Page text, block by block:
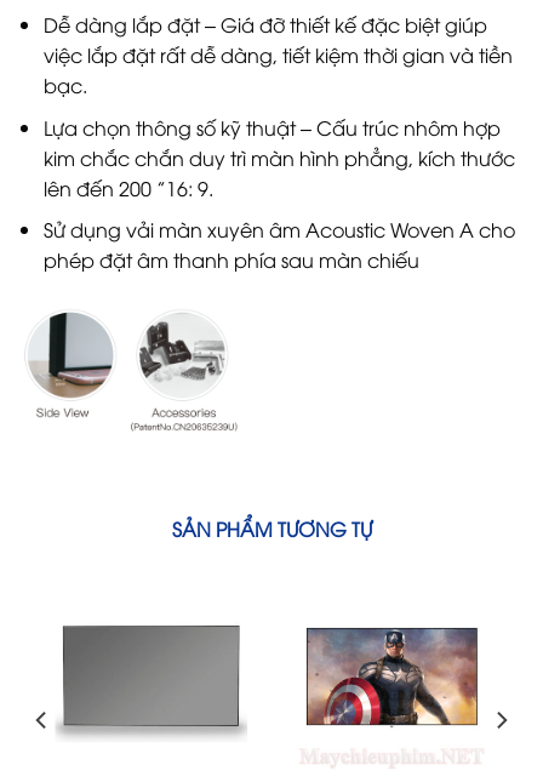
Dễ dàng lắp đặt – Giá đỡ thiết kế đặc biệt giúp
việc lắp đặt rất dễ dàng, tiết kiệm thời gian và tiền
bạc.
Lựa chọn thông số kỹ thuật – Cấu trúc nhôm hợp
kim chắc chắn duy trì màn hình phẳng, kích thước
lên đến 200 ”16: 9.
Sử dụng vải màn xuyên âm Acoustic Woven A cho
phép đặt âm thanh phía sau màn chiếu
SẢN PHẨM TƯƠNG TỰ